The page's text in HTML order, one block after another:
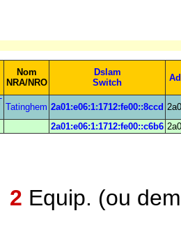
Nom
NRA/NRO
Dslam
Switch
Tatinghem 2a01:e06:1:1712:fe00::8ccd
2a01:e06:1:1712:fe00::c6b6
2 Equip. (ou